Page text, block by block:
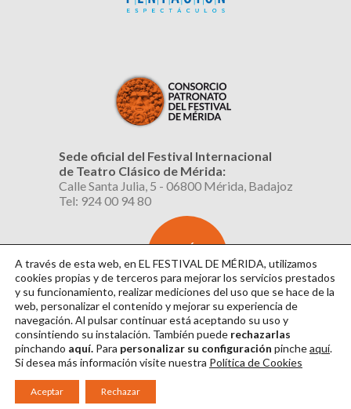
Sede oficial del Festival Internacional
de Teatro Clásico de Mérida:
Calle Santa Julia, 5 - 06800 Mérida, Badajoz
Tel: 924 00 94 80
SUSCRÍBETE
AL BOLETÍN
Aviso Legal|Política de Privacidad
|Webmaster: Axel Kacelnik
A través de esta web, en EL FESTIVAL DE MÉRIDA, utilizamos
cookies propias y de terceros para mejorar los servicios prestados
y su funcionamiento, realizar mediciones del uso que se hace de la
web, personalizar el contenido y mejorar su experiencia de
navegación. Al pulsar continuarestá aceptando su uso y
consintiendo su instalación. También puede rechazarlas
pinchando aquí. Para personalizar su configuración pincheaquí.
Si desea más información visite nuestra Política de Cookies
Aceptar Rechazar